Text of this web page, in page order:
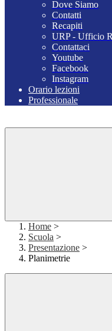
Dove Siamo
Contatti
Recapiti
URP - Ufficio
Contattaci
Youtube
Facebook
Instagram
Orario lezioni
Professionale
Home >
Scuola >
Presentazione >
Planimetrie